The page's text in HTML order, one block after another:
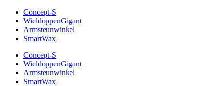
Concept-S
WieldoppenGigant
Armsteunwinkel
SmartWax
Concept-S
WieldoppenGigant
Armsteunwinkel
SmartWax